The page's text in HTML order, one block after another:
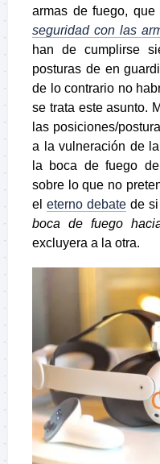
armas de fuego,
seguridad con las
han de cumplirse
posturas de en
de lo contrario no
se trata este asunto.
las posiciones/
a la vulneración de
la boca de fuego
sobre lo que no
el eterno debatede si
boca de fuego
excluyera a la otra.